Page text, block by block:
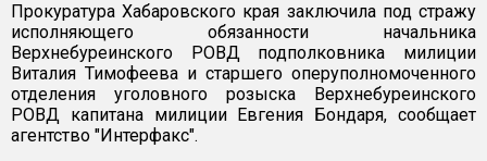
Прокуратура Хабаровского края заключила под стражу
исполняющего обязанности начальника
Верхнебуреинского РОВД подполковника милиции
Виталия Тимофеева и старшего оперуполномоченного
отделения уголовного розыска Верхнебуреинского
РОВД капитана милиции Евгения Бондаря, сообщает
агентство "Интерфакс".